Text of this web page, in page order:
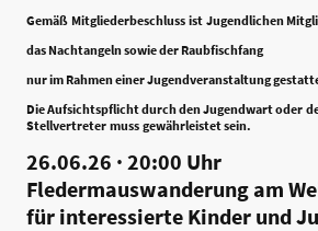
Gemäß Mitgliederbeschluss ist Jugendlichen
das Nachtangeln sowie der Raubfischfang
nur im Rahmen einer Jugendveranstaltung
Die Aufsichtspflicht durch den Jugendwart oder
Stellvertreter muss gewährleistet sein.
26.06.26 · 20:00 Uhr
Fledermauswanderung am
für interessierte Kinder und